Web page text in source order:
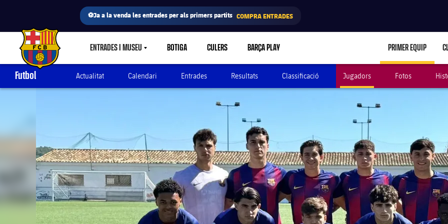
⚽Ja a la venda les entrades per als primers partits COMPRA ENTRADES
FC Barcelona club badge ENTRADES I MUSEULABEL.SHARE.CARETDOWN
BOTIGA CULERS BARÇA PLAY PRIMER EQUIP
Futbol Actualitat Calendari Entrades Resultats Classificació Jugadors Fotos